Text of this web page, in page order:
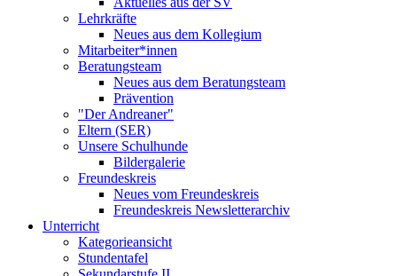
Lehrkräfte
Neues aus dem Kollegium
Mitarbeiter*innen
Beratungsteam
Neues aus dem Beratungsteam
Prävention
"Der Andreaner"
Eltern (SER)
Unsere Schulhunde
Bildergalerie
Freundeskreis
Neues vom Freundeskreis
Freundeskreis Newsletterarchiv
Unterricht
Kategorieansicht
Stundentafel